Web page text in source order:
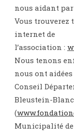
nous aidant par
Vous trouverez
internet de
l’association :
Nous tenons
nous ont
Conseil
Bleustein-
(
Municipalité de